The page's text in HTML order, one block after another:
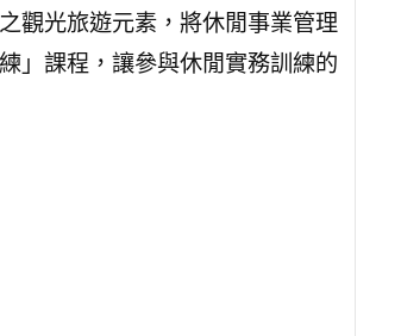
觀光旅遊元素，將休閒事業管理
」課程，讓參與休閒實務訓練的